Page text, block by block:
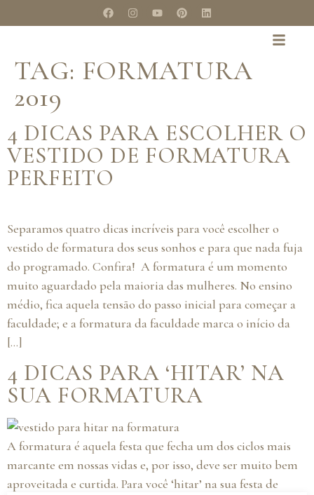
TAG: FORMATURA
2019
4 DICAS PARA ESCOLHER O
VESTIDO DE FORMATURA
PERFEITO
Separamos quatro dicas incríveis para você escolher o
vestido de formatura dos seus sonhos e para que nada fuja
do programado. Confira! A formatura é um momento
muito aguardado pela maioria das mulheres. No ensino
médio, fica aquela tensão do passo inicial para começar a
faculdade; e a formatura da faculdade marca o início da
[…]
4 DICAS PARA ‘HITAR’ NA
SUA FORMATURA
A formatura é aquela festa que fecha um dos ciclos mais
marcante em nossas vidas e, por isso, deve ser muito bem
aproveitada e curtida. Para você ‘hitar’ na sua festa de